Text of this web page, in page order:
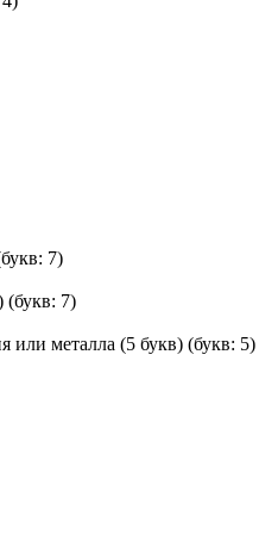
7)
(букв: 7)
или метaлла (5 букв) (букв: 5)